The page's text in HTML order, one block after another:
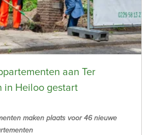
aan Ter
in Heiloo gestart
maken plaats voor 46 nieuwe